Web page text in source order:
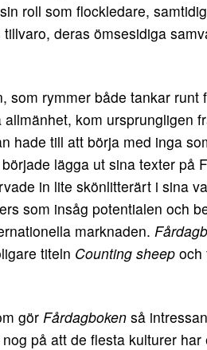
roll som flockledare,
deras ömsesidiga
som rymmer både tankar
allmänhet, kom ursprungligen
hade till att börja med inga
lägga ut sina texter på
in lite skönlitterärt i sina
som insåg potentialen och
marknaden.
titeln Counting sheep och
gör Fårdagboken så
på att de flesta kulturer